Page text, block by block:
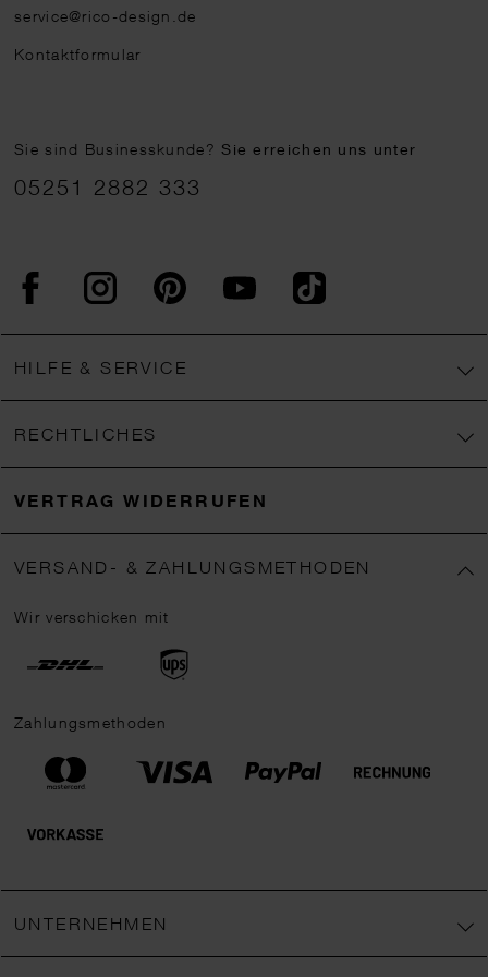
service@rico-design.de
Kontaktformular
Sie sind Businesskunde?Sie erreichen uns unter
05251 2882 333
FacebookInstagram PinterestYouTubeTikTok
HILFE & SERVICE
RECHTLICHES
VERTRAG WIDERRUFEN
VERSAND- & ZAHLUNGSMETHODEN
Wir verschicken mit
Zahlungsmethoden
UNTERNEHMEN